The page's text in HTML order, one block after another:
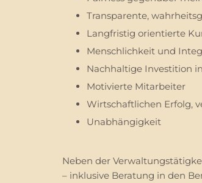
Transparente,
Langfristig orientierte
Menschlichkeit und
Nachhaltige Investition
Motivierte Mitarbeiter
Wirtschaftlichen Erfolg,
Unabhängigkeit
Neben der
– inklusive Beratung in den